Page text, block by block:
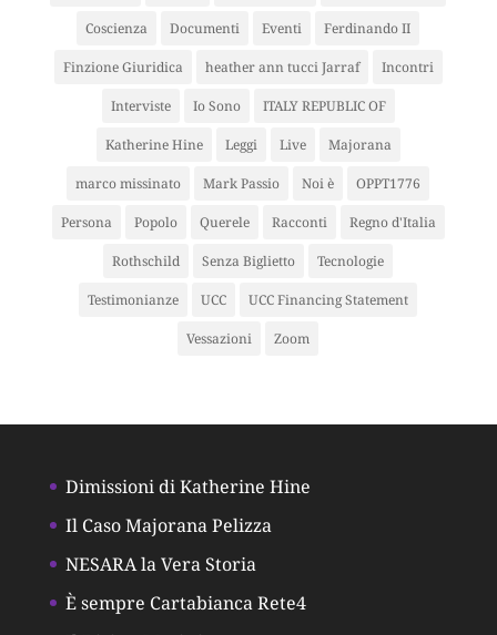
Coscienza Documenti Eventi Ferdinando II
Finzione Giuridica heather ann tucci Jarraf Incontri
Interviste Io Sono ITALY REPUBLIC OF
Katherine Hine Leggi Live Majorana
marco missinato Mark Passio Noi è OPPT1776
Persona Popolo Querele Racconti Regno d'Italia
Rothschild Senza Biglietto Tecnologie
Testimonianze UCC UCC Financing Statement
Vessazioni Zoom
Dimissioni di Katherine Hine
Il Caso Majorana Pelizza
NESARA la Vera Storia
È sempre Cartabianca Rete4